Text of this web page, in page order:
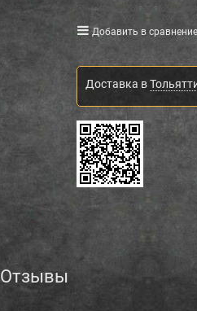
Добавить в сравнение
Доставка в
Отзывы